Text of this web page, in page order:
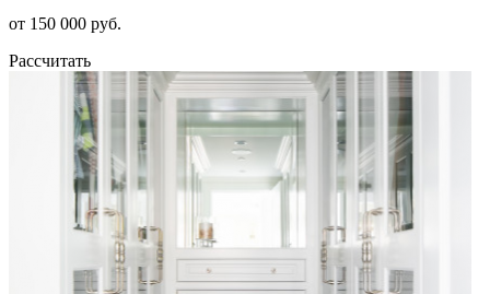
от 150 000 руб.
Рассчитать